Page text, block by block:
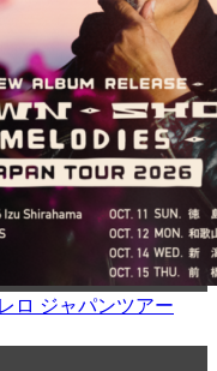
ロ ジャパンツアー